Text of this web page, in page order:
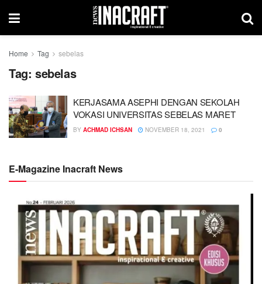
Home Tag sebelas
Tag: sebelas
KERJASAMA ASEPHI DENGAN SEKOLAH
VOKASI UNIVERSITAS SEBELAS MARET
BY ACHMAD ICHSAN NOVEMBER 18, 2021 0
E-Magazine Inacraft News